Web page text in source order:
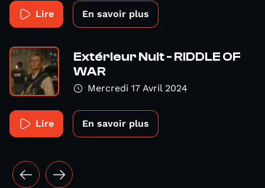
Lire En savoir plus
Extérieur Nuit - RIDDLE OF
WAR
Mercredi 17 Avril 2024
Lire En savoir plus